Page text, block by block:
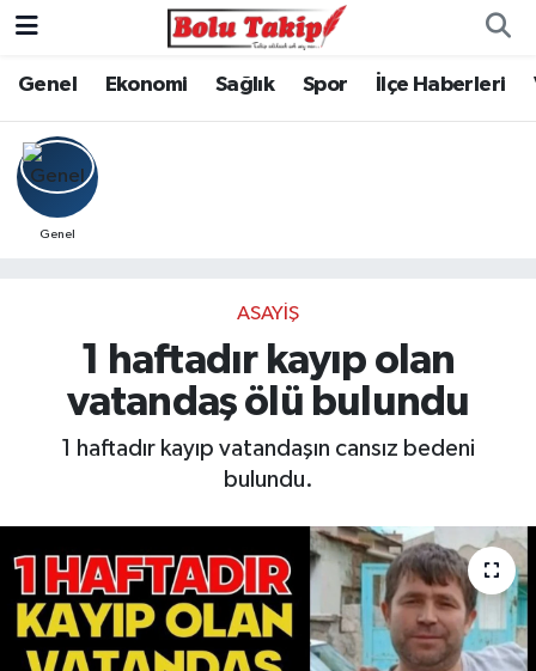
Genel Ekonomi Sağlık Spor İlçe Haberleri
Genel
ASAYIŞ
1 haftadır kayıp olan
vatandaş ölü bulundu
1 haftadır kayıp vatandaşın cansız bedeni
bulundu.